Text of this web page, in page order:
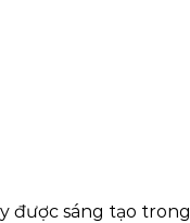
được sáng tạo trong